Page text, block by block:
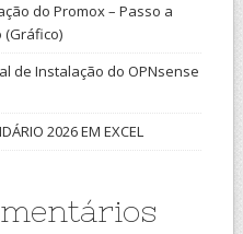
do Promox – Passo a
(Gráfico)
de Instalação do OPNsense
2026 EM EXCEL